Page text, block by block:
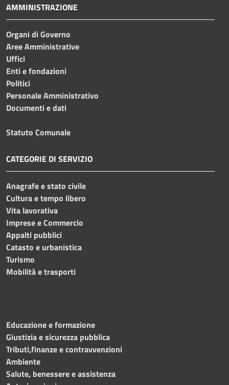
AMMINISTRAZIONE
Organi di Governo
Aree Amministrative
Uffici
Enti e fondazioni
Politici
Personale Amministrativo
Documenti e dati
Statuto Comunale
CATEGORIE DI SERVIZIO
Anagrafe e stato civile
Cultura e tempo libero
Vita lavorativa
Imprese e Commercio
Appalti pubblici
Catasto e urbanistica
Turismo
Mobilità e trasporti
Educazione e formazione
Giustizia e sicurezza pubblica
Tributi,finanze e contravvenzioni
Ambiente
Salute, benessere e assistenza